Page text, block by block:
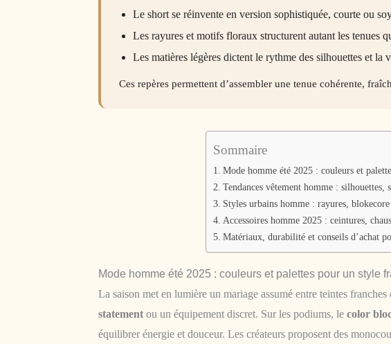
Le short se réinvente en version sophistiquée, courte ou
Les rayures et motifs floraux structurent autant les tenues
Les matières légères dictent le rythme des silhouettes et la
Ces repères permettent d’assembler une tenue cohérente,
Sommaire
Mode homme été 2025 : couleurs et
Tendances vêtement homme : silhouettes,
Styles urbains homme : rayures,
Accessoires homme 2025 : ceintures,
Matériaux, durabilité et conseils d’achat
Mode homme été 2025 : couleurs et palettes pour un style
La saison met en lumière un mariage assumé entre teintes
statement ou un équipement discret. Sur les podiums, le color
équilibrer énergie et douceur. Les créateurs proposent des